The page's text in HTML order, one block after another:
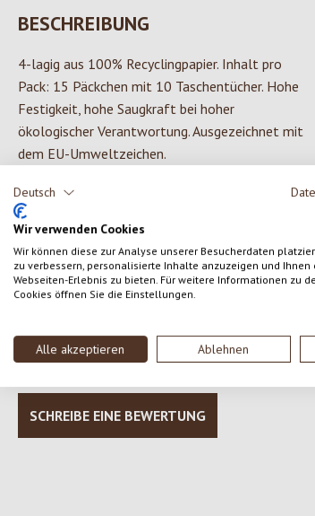
Deutsch
Wir verwenden Cookies
Wir können diese zur Analyse unserer Besucherdaten
zu verbessern, personalisierte Inhalte anzuzeigen und Ihnen
Webseiten-Erlebnis zu bieten. Für weitere Informationen zu
Cookies öffnen Sie die Einstellungen.
Alle akzeptieren Ablehnen
BESCHREIBUNG
4-lagig aus 100% Recyclingpapier. Inhalt pro
Pack: 15 Päckchen mit 10 Taschentücher. Hohe
Festigkeit, hohe Saugkraft bei hoher
ökologischer Verantwortung. Ausgezeichnet mit
dem EU-Umweltzeichen.
0 von 0 Bewertungen
Teile deine Erfahrungen mit dem Produkt mit
Kunden.
SCHREIBE EINE BEWERTUNG